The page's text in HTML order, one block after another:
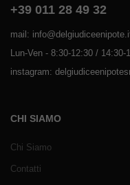
+39 011 28 49 32
mail:
Lun-Ven - 8:30-12:30 / 14:30-
instagram:
CHI SIAMO
Chi Siamo
Contatti